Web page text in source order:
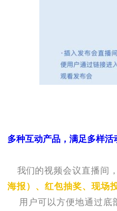
多种互动产品，满足多样活
我们的视频会议直播间，
海报）、红包抽奖、现场
用户可以方便地通过底